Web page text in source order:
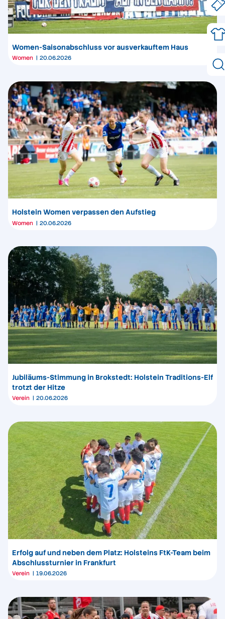
Women-Saisonabschluss vor ausverkauftem Haus
Women 20.06.2026
Holstein Women verpassen den Aufstieg
Women 20.06.2026
Jubiläums-Stimmung in Brokstedt: Holstein Traditions-Elf
trotzt der Hitze
Verein 20.06.2026
Erfolg auf und neben dem Platz: Holsteins FtK-Team beim
Abschlussturnier in Frankfurt
Verein 19.06.2026